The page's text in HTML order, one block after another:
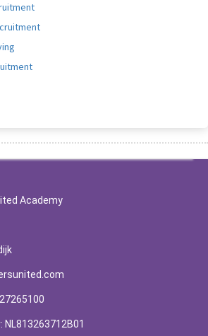
Academy
NL813263712B01